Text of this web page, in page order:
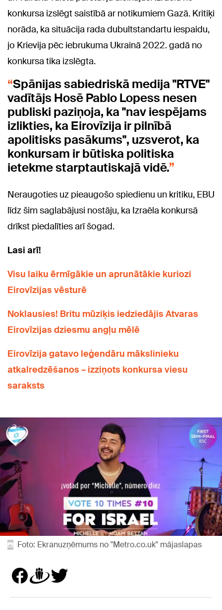
konkursa izslēgt saistībā ar notikumiem Gazā. Kritiķi
norāda, ka situācija rada dubultstandartu iespaidu,
jo Krievija pēc iebrukuma Ukrainā 2022. gadā no
konkursa tika izslēgta.
Spānijas sabiedriskā medija "RTVE"
vadītājs Hosē Pablo Lopess nesen
publiski paziņoja, ka "nav iespējams
izlikties, ka Eirovīzija ir pilnībā
apolitisks pasākums", uzsverot, ka
konkursam ir būtiska politiska
ietekme starptautiskajā vidē.
Neraugoties uz pieaugošo spiedienu un kritiku, EBU
līdz šim saglabājusi nostāju, ka Izraēla konkursā
drīkst piedalīties arī šogad.
Lasi arī!
Visu laiku ērmīgākie un aprunātākie kuriozi
Eirovīzijas vēsturē
Noklausies! Britu mūziķis iedziedājis Atvaras
Eirovīzijas dziesmu angļu mēlē
Eirovīzija gatavo leģendāru mākslinieku
atkalredzēšanos – izziņots konkursa viesu
saraksts
Foto: Ekranuzņēmums no "Metro.co.uk" mājaslapas